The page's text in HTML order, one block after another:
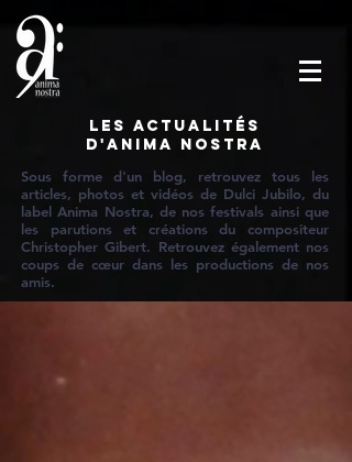
Les actualités
d'Anima Nostra
Sous forme d'un blog, retrouvez tous les
articles, photos et vidéos de Dulci Jubilo, du
label Anima Nostra, de nos festivals ainsi que
les parutions et créations du compositeur
Christopher Gibert. Retrouvez également nos
coups de cœur dans les productions de nos
amis.